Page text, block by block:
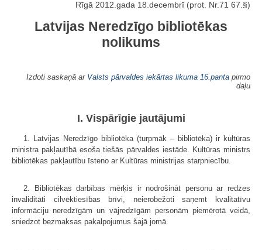
Rīgā 2012.gada 18.decembrī (prot. Nr.71 67.§)
Latvijas Neredzīgo bibliotēkas
nolikums
Izdoti saskaņā ar Valsts pārvaldes iekārtas likuma 16.panta pirmo
daļu
I. Vispārīgie jautājumi
1. Latvijas Neredzīgo bibliotēka (turpmāk – bibliotēka) ir kultūras
ministra pakļautībā esoša tiešās pārvaldes iestāde. Kultūras ministrs
bibliotēkas pakļautību īsteno ar Kultūras ministrijas starpniecību.
2. Bibliotēkas darbības mērķis ir nodrošināt personu ar redzes
invaliditāti cilvēktiesības brīvi, neierobežoti saņemt kvalitatīvu
informāciju neredzīgām un vājredzīgām personām piemērotā veidā,
sniedzot bezmaksas pakalpojumus šajā jomā.